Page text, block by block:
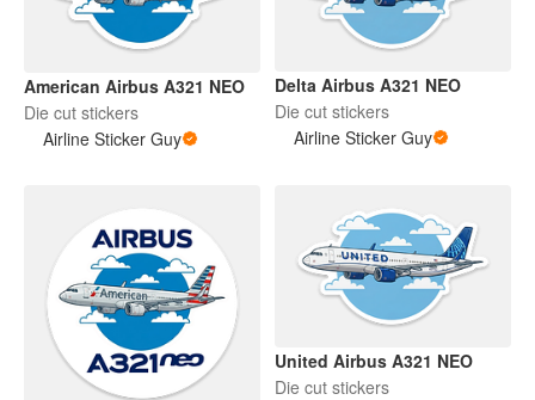
American Airbus A321 NEO
Die cut stickers
Airline Sticker Guy
Delta Airbus A321 NEO
Die cut stickers
Airline Sticker Guy
United Airbus A321 NEO
Die cut stickers